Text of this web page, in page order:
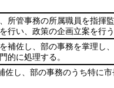
管事務の所属職員を指揮監
い、政策の企画立案を行う
佐し、部の事務を掌理し、
的に処理する。
佐し、部の事務のうち特に